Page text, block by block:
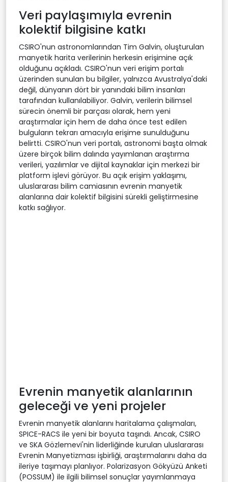
Veri paylaşımıyla evrenin
kolektif bilgisine katkı
CSIRO'nun astronomlarından Tim Galvin, oluşturulan
manyetik harita verilerinin herkesin erişimine açık
olduğunu açıkladı. CSIRO'nun veri erişim portalı
üzerinden sunulan bu bilgiler, yalnızca Avustralya'daki
değil, dünyanın dört bir yanındaki bilim insanları
tarafından kullanılabiliyor. Galvin, verilerin bilimsel
sürecin önemli bir parçası olarak, hem yeni
araştırmalar için hem de daha önce test edilen
bulguların tekrarı amacıyla erişime sunulduğunu
belirtti. CSIRO'nun veri portalı, astronomi başta olmak
üzere birçok bilim dalında yayımlanan araştırma
verileri, yazılımlar ve dijital kaynaklar için merkezi bir
platform işlevi görüyor. Bu açık erişim yaklaşımı,
uluslararası bilim camiasının evrenin manyetik
alanlarına dair kolektif bilgisini sürekli geliştirmesine
katkı sağlıyor.
Evrenin manyetik alanlarının
geleceği ve yeni projeler
Evrenin manyetik alanlarını haritalama çalışmaları,
SPICE-RACS ile yeni bir boyuta taşındı. Ancak, CSIRO
ve SKA Gözlemevi'nin liderliğinde kurulan uluslararası
Evrenin Manyetizması işbirliği, araştırmalarını daha da
ileriye taşımayı planlıyor. Polarizasyon Gökyüzü Anketi
(POSSUM) ile ilgili bilimsel sonuçlar yayımlanmaya